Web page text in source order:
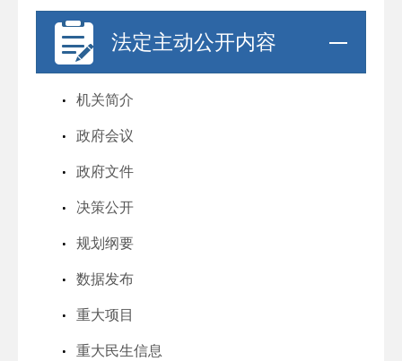
法定主动公开内容
机关简介
政府会议
政府文件
决策公开
规划纲要
数据发布
重大项目
重大民生信息